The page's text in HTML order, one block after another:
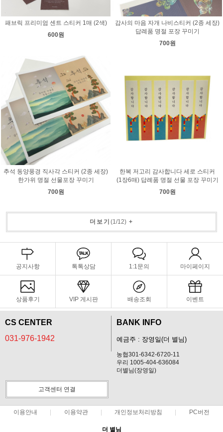
패브릭 프리미엄 센트 스티커 1매 (2색)
600원
감사의 마음 자개 나비스티커 (2종 세장)
답례품 명절 포장 꾸미기
700원
추석 동양풍경 직사각 스티커 (2종 세장)
한가위 명절 선물포장 꾸미기
700원
한복 저고리 감사합니다 세로 스티커
(1장6매) 답례품 명절 선물 포장 꾸미기
700원
더보기 (1/12) +
공지사항 톡톡상담 1:1문의 마이페이지
상품후기 VIP 게시판 배송조회 이벤트
CS CENTER
031-976-1942
BANK INFO
예금주 : 장영일(더 별님)
농협301-6342-6720-11
우리 1005-404-636084
더별님(장영일)
고객센터 연결
이용안내 이용약관 개인정보처리방침 PC버전
더 별님